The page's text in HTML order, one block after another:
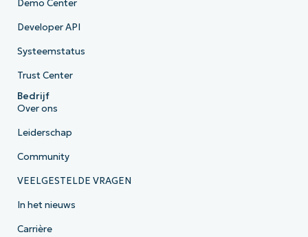
Demo Center
Developer API
Systeemstatus
Trust Center
Bedrijf
Over ons
Leiderschap
Community
VEELGESTELDE VRAGEN
In het nieuws
Carrière